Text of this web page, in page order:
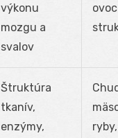
výkonu
mozgu a
svalov
Štruktúra
tkanív,
enzýmy,
ryby,